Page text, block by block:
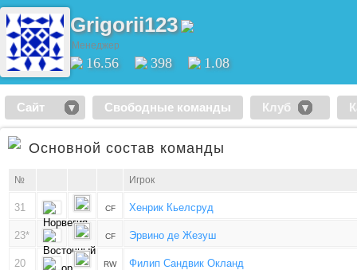
Grigorii123
Менеджер
16.56 398 1.08
Сайт Свободные команды Клуб
Основной состав команды
№ Игрок
31 CF Хенрик Кьелсруд
23* CF Эрвино де Жезуш
20 RW Филип Сандвик Окланд